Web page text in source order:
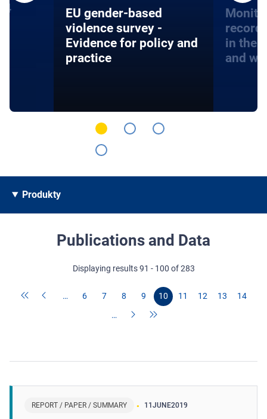
EU gender-based
violence survey -
Evidence for policy and
practice
in the
and
Produkty
Publications and Data
Displaying results 91 - 100 of 283
… 6 7 8 9 10 11 12 13
14
…
REPORT / PAPER / SUMMARY 11 JUNE2019